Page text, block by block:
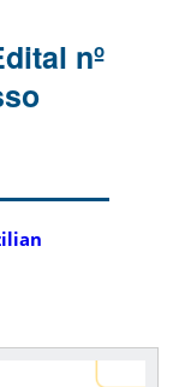
nº